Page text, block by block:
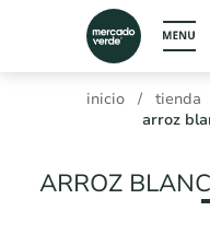
inicio / tienda
arroz
ARROZ